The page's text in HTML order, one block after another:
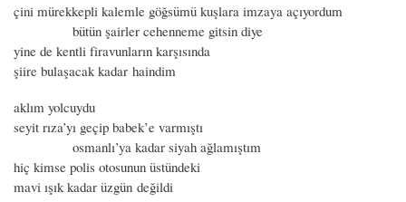
çini mürekkepli kalemle göğsümü kuşlara imzaya açıyordum
bütün şairler cehenneme gitsin diye
yine de kentli firavunların karşısında
şiire bulaşacak kadar haindim
aklım yolcuydu
seyit rıza’yı geçip babek’e varmıştı
osmanlı’ya kadar siyah ağlamıştım
hiç kimse polis otosunun üstündeki
mavi ışık kadar üzgün değildi